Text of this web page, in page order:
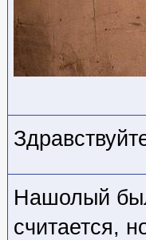
Нашолый
считается,